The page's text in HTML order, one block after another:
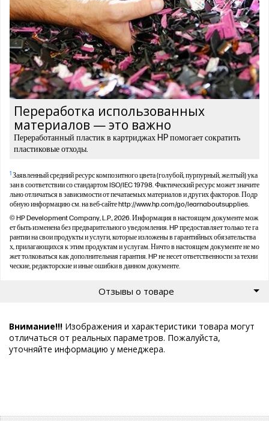
Переработка использованных
материалов — это важно
Переработанный пластик в картриджах HP помогает сократить
пластиковые отходы.
1 Заявленный средний ресурс композитного цвета (голубой, пурпурный, желтый) ука
зан в соответствии со стандартом ISO/IEC 19798. Фактический ресурс может значите
льно отличаться в зависимости от печатаемых материалов и других факторов. Подр
обную информацию см. на веб-сайте http://www.hp.com/go/learnaboutsupplies.
© HP Development Company, L.P., 2026. Информация в настоящем документе мож
ет быть изменена без предварительного уведомления. HP предоставляет только те га
рантии на свои продукты и услуги, которые изложены в гарантийных обязательства
х, прилагающихся к этим продуктам и услугам. Ничто в настоящем документе не мо
жет толковаться как дополнительная гарантия. HP не несет ответственности за техни
ческие, редакторские и иные ошибки в данном документе.
Отзывы о товаре
Внимание!!! Изображения и характеристики товара могут
отличаться от реальных параметров. Пожалуйста,
уточняйте информацию у менеджера.